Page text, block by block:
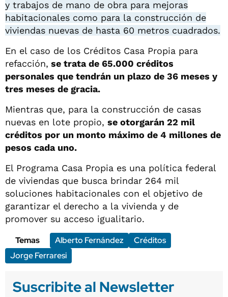
y trabajos de mano de obra para mejoras
habitacionales como para la construcción de
viviendas nuevas de hasta 60 metros cuadrados.
En el caso de los Créditos Casa Propia para
refacción, se trata de 65.000 créditos
personales que tendrán un plazo de 36 meses y
tres meses de gracia.
Mientras que, para la construcción de casas
nuevas en lote propio, se otorgarán 22 mil
créditos por un monto máximo de 4 millones de
pesos cada uno.
El Programa Casa Propia es una política federal
de viviendas que busca brindar 264 mil
soluciones habitacionales con el objetivo de
garantizar el derecho a la vivienda y de
promover su acceso igualitario.
Temas
Alberto Fernández
Créditos
Jorge Ferraresi
Suscribite al Newsletter